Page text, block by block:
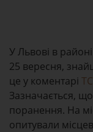
У Львові в
25 вересня,
це у коментарі
Зазначається, що
поранення. На
опитували